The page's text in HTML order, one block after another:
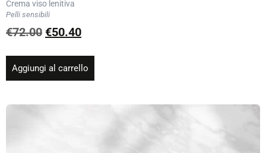
Crema viso lenitiva
Pelli sensibili
€72.00 €50.40
Aggiungi al carrello